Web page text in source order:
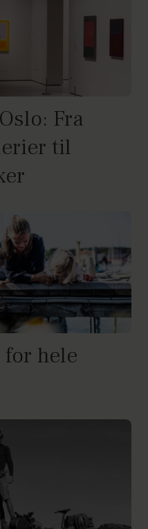
Fra
til
hele